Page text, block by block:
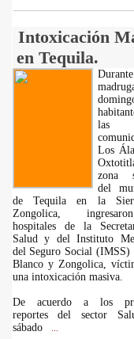
Intoxicación
en Tequila.
las
Los
zona
del
de Tequila en la
Zongolica,
hospitales de la
Salud y del Instituto
del Seguro Social (IMSS)
Blanco y Zongolica,
una intoxicación masiva.
De acuerdo a los
reportes del sector
sábado